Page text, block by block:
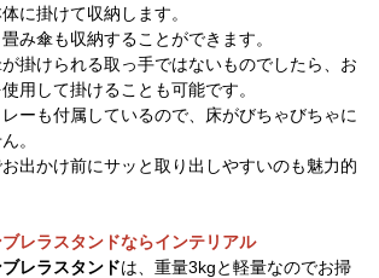
に掛けて収納します。
み傘も収納することができます。
掛けられる取っ手ではないものでしたら、お
用して掛けることも可能です。
ーも付属しているので、床がびちゃびちゃに
。
出かけ前にサッと取り出しやすいのも魅力的
レラスタンドならインテリアル
レラスタンドは、重量3kgと軽量なのでお掃